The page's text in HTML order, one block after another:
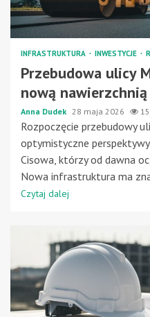
INFRASTRUKTURA INWESTYCJE
Przebudowa ulicy
nową
Anna Dudek 28 maja 2026
Rozpoczęcie przebudowy
optymistyczne
Cisowa, którzy od dawna
Nowa infrastruktura ma
Czytaj dalej